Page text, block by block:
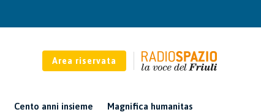
Area riservata
Cento anni insieme Magnifica humanitas